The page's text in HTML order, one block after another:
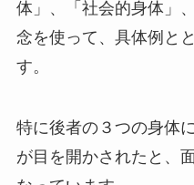
体」、「社会的身体」
念を使って、具体例と
す。
特に後者の３つの身体
が目を開かされたと、